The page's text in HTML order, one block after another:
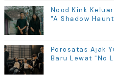
Nood Kink
"A Shadow
Porosatas Ajak
Baru Lewat "No